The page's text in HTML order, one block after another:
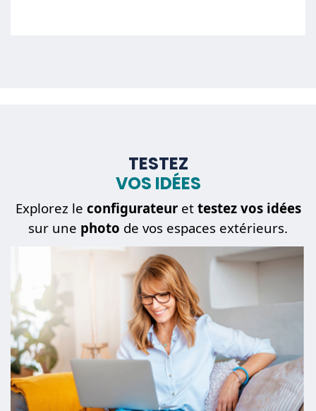
Monprojet
pièce détachée
TESTEZ
VOS IDÉES
Explorez le configurateuret testez vos idées
sur une photo de vos espaces extérieurs.